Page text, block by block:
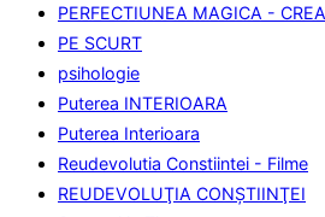
PERFECTIUNEA MAGICA -
PE SCURT
psihologie
Puterea INTERIOARA
Puterea Interioara
Reudevolutia Constiintei - Filme
REUDEVOLUŢIA CONŞTIINŢEI